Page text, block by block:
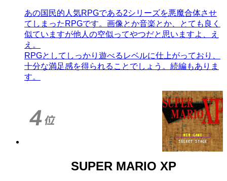
あの国民的人気RPGである2シリーズを悪魔合体させ
てしまったRPGです。画像とか音楽とか、とても良く
似ていますが他人の空似ってやつだと思いますよ、え
え。
RPGとしてしっかり遊べるレベルに仕上がっており、
十分な満足感を得られることでしょう。続編もありま
す。
SUPER MARIO XP